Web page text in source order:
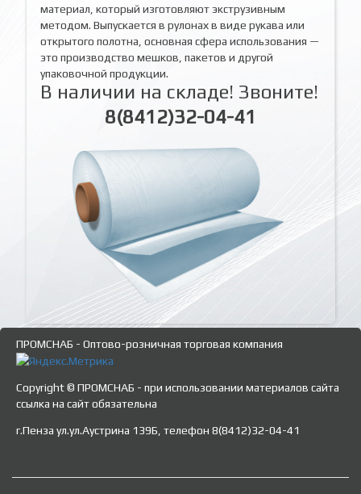
материал, который изготовляют экструзивным
методом. Выпускается в рулонах в виде рукава или
открытого полотна, основная сфера использования —
это производство мешков, пакетов и другой
упаковочной продукции.
В наличии на складе! Звоните!
8(8412)32-04-41
ПРОМСНАБ - Оптово-розничная торговая компания
Copyright © ПРОМСНАБ - при использовании материалов сайта
ссылка на сайт обязательна
г.Пенза ул.ул.Аустрина 139Б, телефон 8(8412)32-04-41